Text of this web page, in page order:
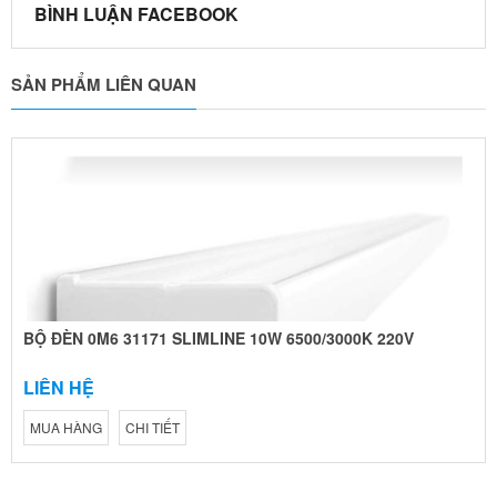
BÌNH LUẬN FACEBOOK
SẢN PHẨM LIÊN QUAN
BỘ ĐÈN 0M6 31171 SLIMLINE 10W 6500/3000K 220V
LIÊN HỆ
MUA HÀNG CHI TIẾT